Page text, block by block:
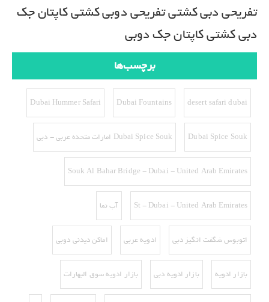
تفریحی دبیکشتی تفریحی دوبیکشتی کاپتان جک
دبیکشتی کاپتان جک دوبی
برچسب‌ها
desert safari dubai
Dubai Fountains
Dubai Hummer Safari
Dubai Spice Souk Dubai Spice Souk امارات متحده عربی - دبی
Souk Al Bahar Bridge - Dubai - United Arab Emirates
St - Dubai - United Arab Emirates آب نما
اتوبوس شگفت انگیز دبی ادویه عربی اماکن دیدنی دوبی
بازار ادویه بازار ادویه دبی بازار ادویه سوق البهارات